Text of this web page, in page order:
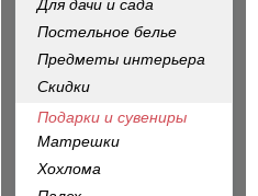
Постельное белье
Предметы интерьера
Скидки
Подарки и сувениры
Матрешки
Хохлома